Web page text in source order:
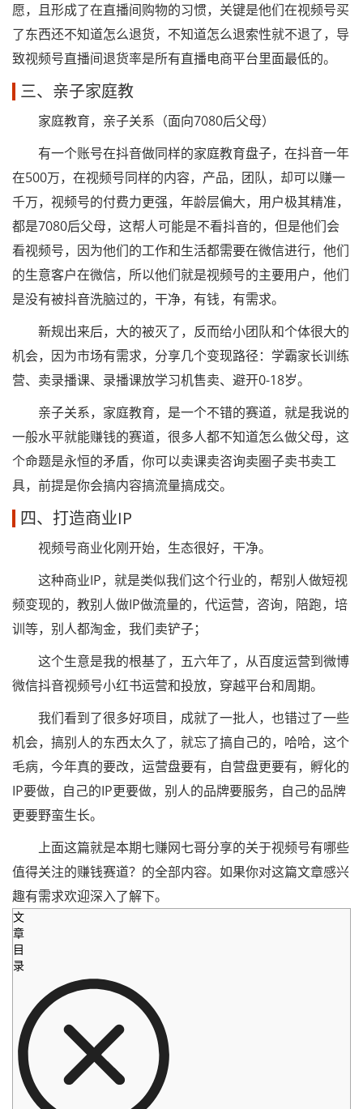
愿，且形成了在直播间购物的习惯，关键是他们在视频号买
了东西还不知道怎么退货，不知道怎么退索性就不退了，导
致视频号直播间退货率是所有直播电商平台里面最低的。
三、亲子家庭教
家庭教育，亲子关系（面向7080后父母）
有一个账号在抖音做同样的家庭教育盘子，在抖音一年
在500万，在视频号同样的内容，产品，团队，却可以赚一
千万，视频号的付费力更强，年龄层偏大，用户极其精准，
都是7080后父母，这帮人可能是不看抖音的，但是他们会
看视频号，因为他们的工作和生活都需要在微信进行，他们
的生意客户在微信，所以他们就是视频号的主要用户，他们
是没有被抖音洗脑过的，干净，有钱，有需求。
新规出来后，大的被灭了，反而给小团队和个体很大的
机会，因为市场有需求，分享几个变现路径：学霸家长训练
营、卖录播课、录播课放学习机售卖、避开0-18岁。
亲子关系，家庭教育，是一个不错的赛道，就是我说的
一般水平就能赚钱的赛道，很多人都不知道怎么做父母，这
个命题是永恒的矛盾，你可以卖课卖咨询卖圈子卖书卖工
具，前提是你会搞内容搞流量搞成交。
四、打造商业IP
视频号商业化刚开始，生态很好，干净。
这种商业IP，就是类似我们这个行业的，帮别人做短视
频变现的，教别人做IP做流量的，代运营，咨询，陪跑，培
训等，别人都淘金，我们卖铲子；
这个生意是我的根基了，五六年了，从百度运营到微博
微信抖音视频号小红书运营和投放，穿越平台和周期。
我们看到了很多好项目，成就了一批人，也错过了一些
机会，搞别人的东西太久了，就忘了搞自己的，哈哈，这个
毛病，今年真的要改，运营盘要有，自营盘更要有，孵化的
IP要做，自己的IP更要做，别人的品牌要服务，自己的品牌
更要野蛮生长。
上面这篇就是本期七赚网七哥分享的关于视频号有哪些
值得关注的赚钱赛道？的全部内容。如果你对这篇文章感兴
趣有需求欢迎深入了解下。
文
章
目
录